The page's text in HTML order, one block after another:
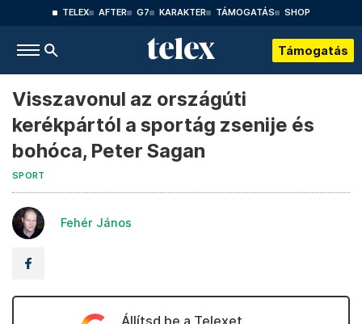
TELEX AFTER G7 KARAKTER TÁMOGATÁS SHOP
Támogatás
Visszavonul az országúti
kerékpártól a sportág zsenije és
bohóca, Peter Sagan
SPORT
Fehér János
Állítsd be a Telexet